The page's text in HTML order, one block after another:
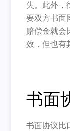
失。此外，
要双方书面
赔偿金就会
效，但也有
书面
书面协议比